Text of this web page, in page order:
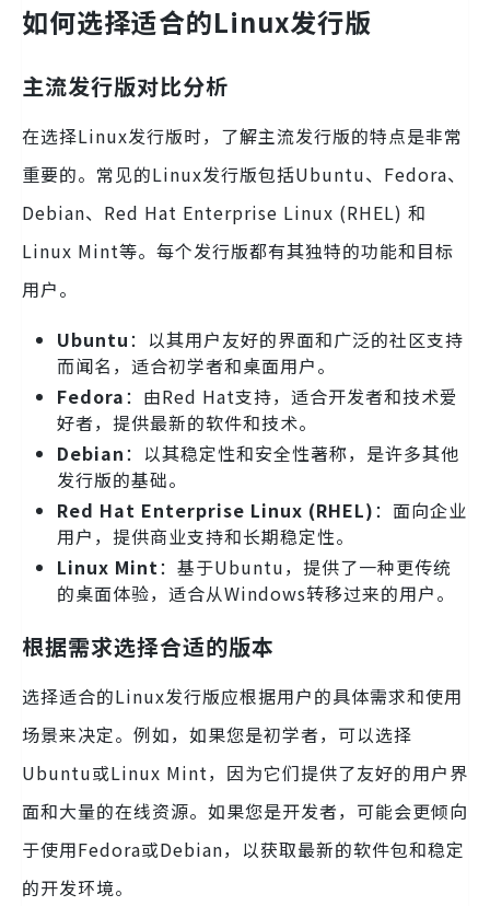
如何选择适合的Linux发行版
主流发行版对比分析
在选择Linux发行版时，了解主流发行版的特点是非常
重要的。常见的Linux发行版包括Ubuntu、Fedora、
Debian、Red Hat Enterprise Linux (RHEL) 和
Linux Mint等。每个发行版都有其独特的功能和目标
用户。
Ubuntu：以其用户友好的界面和广泛的社区支持
而闻名，适合初学者和桌面用户。
Fedora：由Red Hat支持，适合开发者和技术爱
好者，提供最新的软件和技术。
Debian：以其稳定性和安全性著称，是许多其他
发行版的基础。
Red Hat Enterprise Linux (RHEL)：面向企业
用户，提供商业支持和长期稳定性。
Linux Mint：基于Ubuntu，提供了一种更传统
的桌面体验，适合从Windows转移过来的用户。
根据需求选择合适的版本
选择适合的Linux发行版应根据用户的具体需求和使用
场景来决定。例如，如果您是初学者，可以选择
Ubuntu或Linux Mint，因为它们提供了友好的用户界
面和大量的在线资源。如果您是开发者，可能会更倾向
于使用Fedora或Debian，以获取最新的软件包和稳定
的开发环境。